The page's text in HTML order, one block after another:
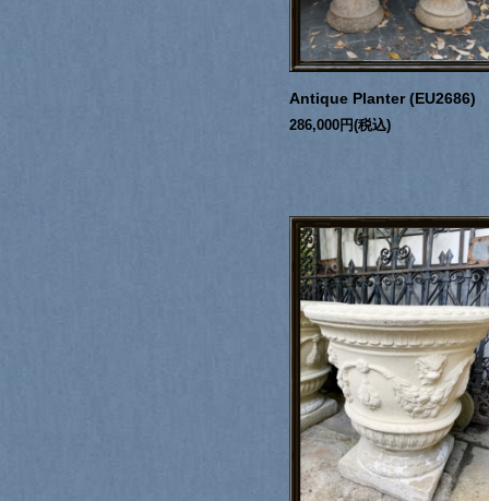
Antique Planter (EU2686)
286,000円(税込)